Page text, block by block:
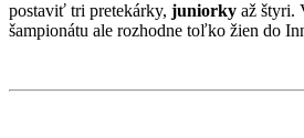
postaviť tri pretekárky, juniorky až štyri.
šampionátu ale rozhodne toľko žien do